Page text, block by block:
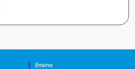
Ensino